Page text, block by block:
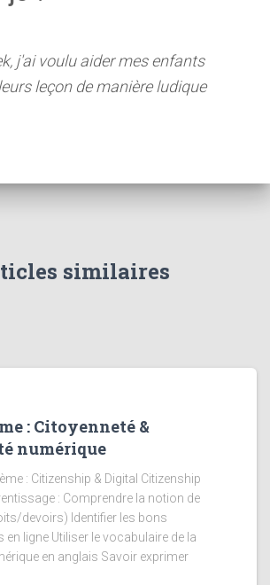
j'ai voulu aider mes enfants
leçon de manière ludique
similaires
: Citoyenneté &
numérique
: Citizenship & Digital Citizenship
: Comprendre la notion de
devoirs) Identifier les bons
ligne Utiliser le vocabulaire de la
en anglais Savoir exprimer